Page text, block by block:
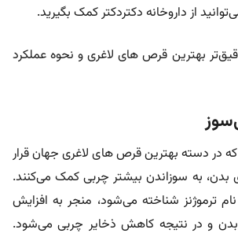
از داروخانه دکتردکتر کمک بگیرید.
بهترین قرص های لاغری و نحوه عملکرد
در دسته بهترین قرص های لاغری جهان قرار
بدن، به سوزاندن بیشتر چربی کمک می‌کنند.
ترموژنز شناخته می‌شود، منجر به افزایش
و در نتیجه کاهش ذخایر چربی می‌شود.